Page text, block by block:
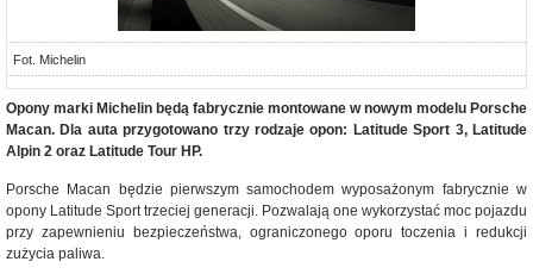
Fot. Michelin
Opony marki Michelin będą fabrycznie montowane w nowym modelu Porsche
Macan. Dla auta przygotowano trzy rodzaje opon: Latitude Sport 3, Latitude
Alpin 2 oraz Latitude Tour HP.
Porsche Macan będzie pierwszym samochodem wyposażonym fabrycznie w
opony Latitude Sport trzeciej generacji. Pozwalają one wykorzystać moc pojazdu
przy zapewnieniu bezpieczeństwa, ograniczonego oporu toczenia i redukcji
zużycia paliwa.